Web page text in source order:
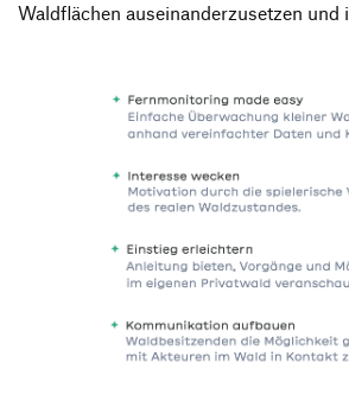
Waldflächen auseinanderzusetzen und